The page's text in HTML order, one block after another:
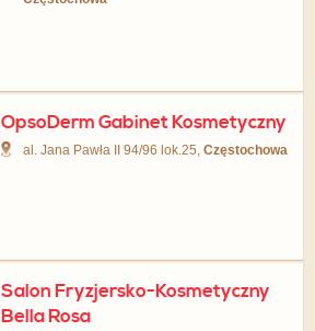
OpsoDerm Gabinet Kosmetyczny
al. Jana Pawła II 94/96 lok.25,Częstochowa
Salon Fryzjersko-Kosmetyczny
Bella Rosa